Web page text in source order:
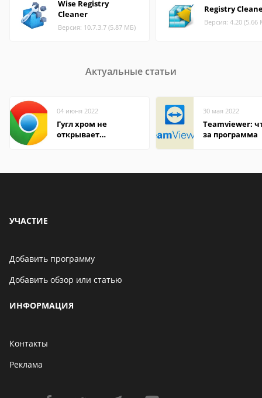
Wise Registry
Cleaner
Версия: 10.7.3.7 (5.87 МБ)
Registry
Версия: 4.20 (5.66
Актуальные статьи
04 июня 2022
Гугл хром не
открывает
30 мая 2022
Teamviewer:
за программа
УЧАСТИЕ
Добавить программу
Добавить обзор или статью
ИНФОРМАЦИЯ
Контакты
Реклама